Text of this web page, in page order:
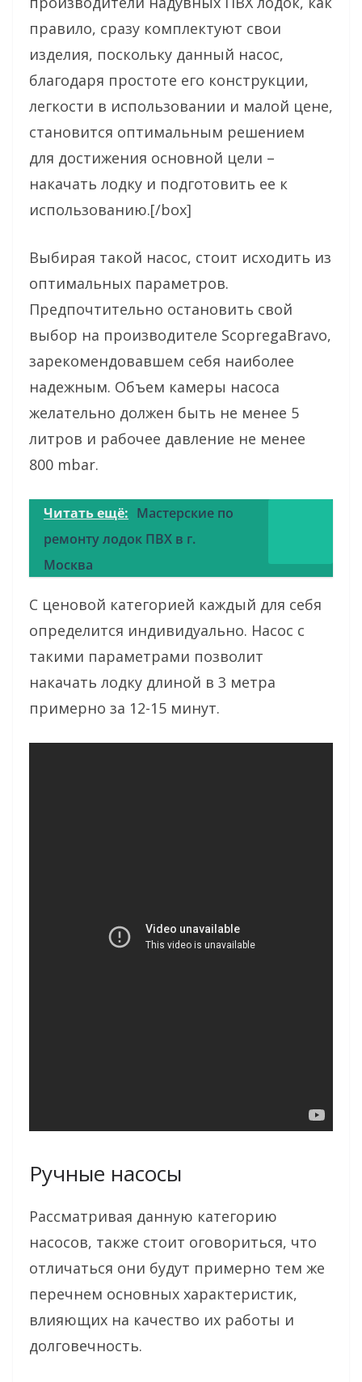
правило, сразу комплектуют свои
изделия, поскольку данный насос,
благодаря простоте его конструкции,
легкости в использовании и малой цене,
становится оптимальным решением
для достижения основной цели –
накачать лодку и подготовить ее к
использованию.[/box]
Выбирая такой насос, стоит исходить из
оптимальных параметров.
Предпочтительно остановить свой
выбор на производителе ScopregaBravo,
зарекомендовавшем себя наиболее
надежным. Объем камеры насоса
желательно должен быть не менее 5
литров и рабочее давление не менее
800 mbar.
Читать ещё: Мастерские по
ремонту лодок ПВХ в г.
Москва
С ценовой категорией каждый для себя
определится индивидуально. Насос с
такими параметрами позволит
накачать лодку длиной в 3 метра
примерно за 12-15 минут.
Ручные насосы
Рассматривая данную категорию
насосов, также стоит оговориться, что
отличаться они будут примерно тем же
перечнем основных характеристик,
влияющих на качество их работы и
долговечность.